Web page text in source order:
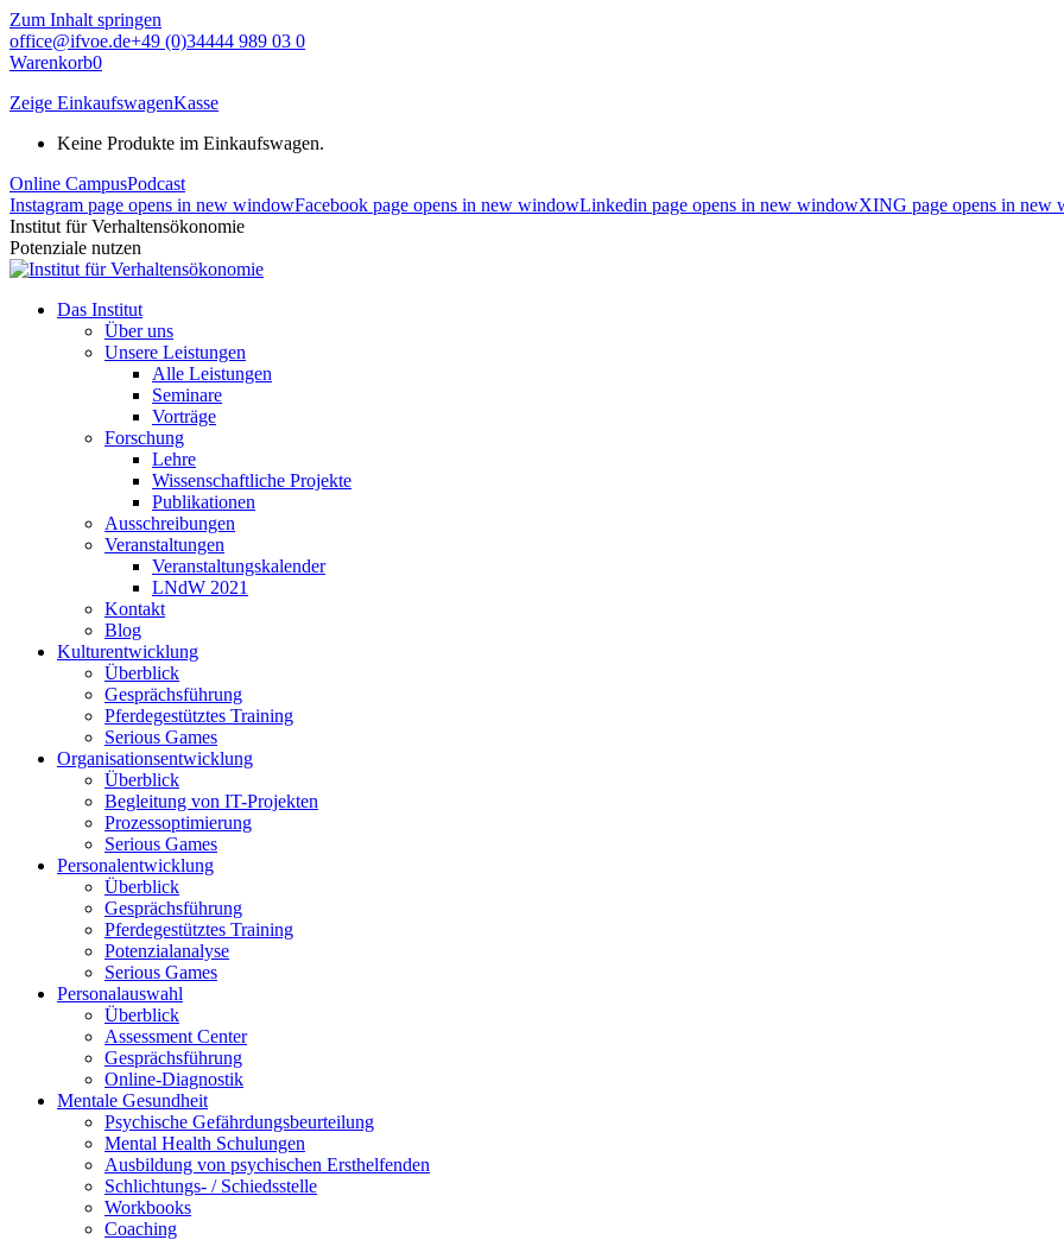
Zum Inhalt springen
office@ifvoe.de+49 (0)34444 989 03 0
Warenkorb0
Zeige EinkaufswagenKasse
Keine Produkte im Einkaufswagen.
Online CampusPodcast
Instagram page opens in new windowFacebook page opens in new windowLinkedin page opens in new windowXING page opens in new
Institut für Verhaltensökonomie
Potenziale nutzen
Das Institut
Über uns
Unsere Leistungen
Alle Leistungen
Seminare
Vorträge
Forschung
Lehre
Wissenschaftliche Projekte
Publikationen
Ausschreibungen
Veranstaltungen
Veranstaltungskalender
LNdW 2021
Kontakt
Blog
Kulturentwicklung
Überblick
Gesprächsführung
Pferdegestütztes Training
Serious Games
Organisationsentwicklung
Überblick
Begleitung von IT-Projekten
Prozessoptimierung
Serious Games
Personalentwicklung
Überblick
Gesprächsführung
Pferdegestütztes Training
Potenzialanalyse
Serious Games
Personalauswahl
Überblick
Assessment Center
Gesprächsführung
Online-Diagnostik
Mentale Gesundheit
Psychische Gefährdungs­beurteilung
Mental Health Schulungen
Ausbildung von psychischen Ersthelfenden
Schlichtungs- / Schiedsstelle
Workbooks
Coaching